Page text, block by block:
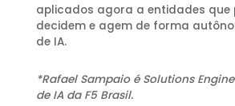
aplicados agora a entidades que
decidem e agem de forma
de IA.
*Rafael Sampaio é Solutions
de IA da F5 Brasil.